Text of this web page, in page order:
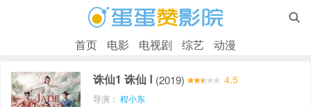

首页 电影 电视剧 综艺 动漫
诛仙1 诛仙 Ⅰ (2019) 4.5
导演： 程小东